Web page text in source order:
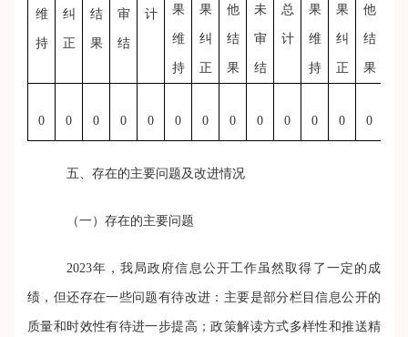
维
持
纠
正
结
果
审
结
计 果
维
持
果
纠
正
他
结
果
未
审
结
总
计
果
维
持
果
纠
正
他
结
果
0 0 0 0 0 0 0 0 0 0 0 0 0
五、存在的主要问题及改进情况
（一）存在的主要问题
2023年，我局政府信息公开工作虽然取得了一定的成
绩，但还存在一些问题有待改进：主要是部分栏目信息公开的
质量和时效性有待进一步提高 ；政策解读方式多样性和推送精